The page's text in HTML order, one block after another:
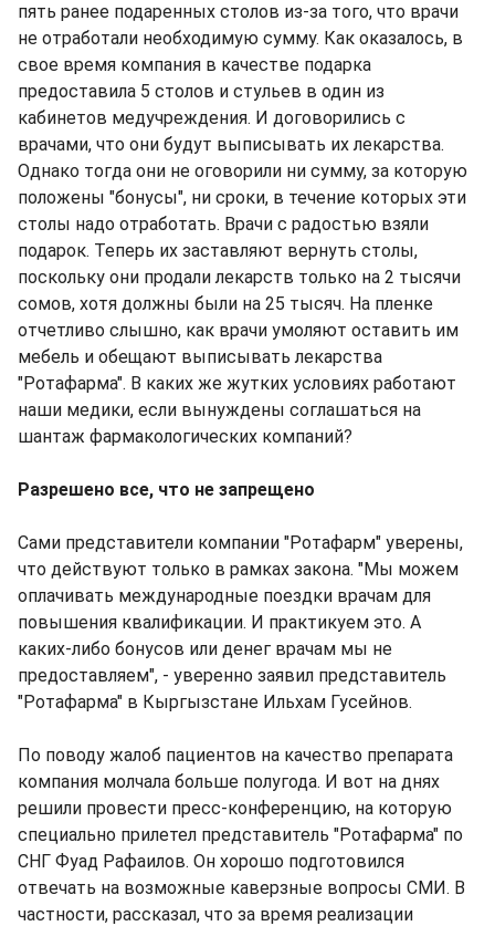
пять ранее подаренных столов из-за того, что врачи
не отработали необходимую сумму. Как оказалось, в
свое время компания в качестве подарка
предоставила 5 столов и стульев в один из
кабинетов медучреждения. И договорились с
врачами, что они будут выписывать их лекарства.
Однако тогда они не оговорили ни сумму, за которую
положены "бонусы", ни сроки, в течение которых эти
столы надо отработать. Врачи с радостью взяли
подарок. Теперь их заставляют вернуть столы,
поскольку они продали лекарств только на 2 тысячи
сомов, хотя должны были на 25 тысяч. На пленке
отчетливо слышно, как врачи умоляют оставить им
мебель и обещают выписывать лекарства
"Ротафарма". В каких же жутких условиях работают
наши медики, если вынуждены соглашаться на
шантаж фармакологических компаний?
Разрешено все, что не запрещено
Сами представители компании "Ротафарм" уверены,
что действуют только в рамках закона. "Мы можем
оплачивать международные поездки врачам для
повышения квалификации. И практикуем это. А
каких-либо бонусов или денег врачам мы не
предоставляем", - уверенно заявил представитель
"Ротафарма" в Кыргызстане Ильхам Гусейнов.
По поводу жалоб пациентов на качество препарата
компания молчала больше полугода. И вот на днях
решили провести пресс-конференцию, на которую
специально прилетел представитель "Ротафарма" по
СНГ Фуад Рафаилов. Он хорошо подготовился
отвечать на возможные каверзные вопросы СМИ. В
частности, рассказал, что за время реализации